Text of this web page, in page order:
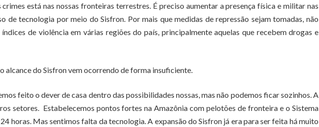
crimes está nas nossas fronteiras terrestres. É preciso aumentar a presença física e militar nas
de tecnologia por meio do Sisfron. Por mais que medidas de repressão sejam tomadas, não
de violência em várias regiões do país, principalmente aquelas que recebem drogas e
alcance do Sisfron vem ocorrendo de forma insuficiente.
feito o dever de casa dentro das possibilidades nossas, mas não podemos ficar sozinhos. A
setores. Estabelecemos pontos fortes na Amazônia com pelotões de fronteira e o Sistema
horas. Mas sentimos falta da tecnologia. A expansão do Sisfron já era para ser feita há muito